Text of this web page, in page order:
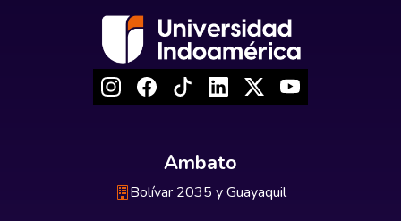
Ambato
Bolívar 2035 y Guayaquil